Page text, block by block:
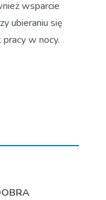
wsparcie
ubieraniu się
w nocy.